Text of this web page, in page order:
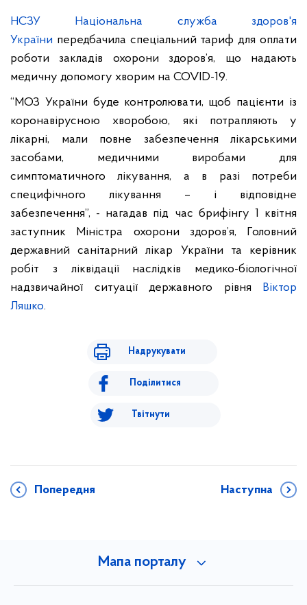
НСЗУ Національна служба здоров'я
України передбачила спеціальний тариф для оплати
роботи закладів охорони здоров’я, що надають
медичну допомогу хворим на COVID-19.
“МОЗ України буде контролювати, щоб пацієнти із
коронавірусною хворобою, які потрапляють у
лікарні, мали повне забезпечення лікарськими
засобами, медичними виробами для
симптоматичного лікування, а в разі потреби
специфічного лікування – і відповідне
забезпечення”, - нагадав під час брифінгу 1 квітня
заступник Міністра охорони здоров’я, Головний
державний санітарний лікар України та керівник
робіт з ліквідації наслідків медико-біологічної
надзвичайної ситуації державного рівня Віктор
Ляшко.
Надрукувати
Поділитися
Твітнути
Попередня Наступна
Мапа порталу